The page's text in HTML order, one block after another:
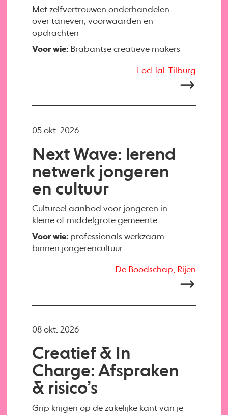
Met zelfvertrouwen onderhandelen
over tarieven, voorwaarden en
opdrachten
Voor wie: Brabantse creatieve makers
LocHal, Tilburg
Next Wave: lerend
netwerk jongeren
en cultuur
Cultureel aanbod voor jongeren in
kleine of middelgrote gemeente
Voor wie: professionals werkzaam
binnen jongerencultuur
05 okt. 2026
De Boodschap, Rijen
Creatief & In
Charge: Afspraken
& risico’s
Grip krijgen op de zakelijke kant van je
08 okt. 2026